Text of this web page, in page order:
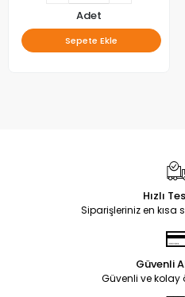
Adet
Sepete Ekle
Hızlı
Siparişleriniz en kısa
Güvenli
Güvenli ve kolay